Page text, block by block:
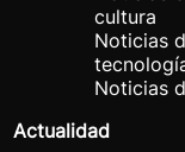
cultura
Noticias
Noticias
Actualidad